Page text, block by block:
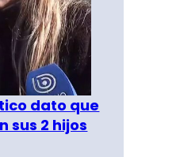
dato que
sus 2 hijos